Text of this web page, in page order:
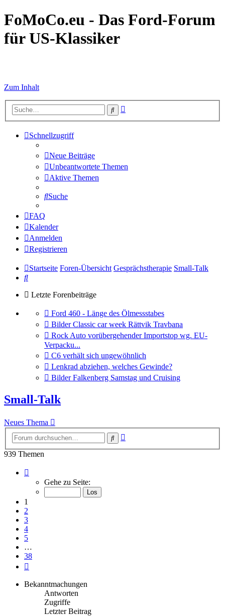
FoMoCo.eu - Das Ford-Forum
für US-Klassiker
Zum Inhalt
Suche
Schnellzugriff
Neue Beiträge
Unbeantwortete Themen
Aktive Themen
Suche
FAQ
Kalender
Anmelden
Registrieren
Startseite Foren-Übersicht Gesprächstherapie Small-Talk
Suche
Letzte Forenbeiträge
Gehe
zum
letzten
Beitrag
Ford 460 - Länge des Ölmessstabes
Gehe
zum
letzten
Beitrag
Bilder Classic car week Rättvik Travbana
Gehe
zum
letzten
Beitrag
Rock Auto vorübergehender Importstop wg. EU-
Verpacku...
Gehe
zum
letzten
Beitrag
C6 verhält sich ungewöhnlich
Gehe
zum
letzten
Lenkrad abziehen, welches Gewinde?
Gehe
letzten
Beitrag
Bilder Falkenberg Samstag und Cruising
Small-Talk
Neues Thema
Suche
939 Themen
von
Gehe zu Seite:
1
2
3
4
5
…
38
Bekanntmachungen
Antworten
Zugriffe
Letzter Beitrag